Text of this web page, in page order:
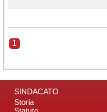
1
SINDACATO
Storia